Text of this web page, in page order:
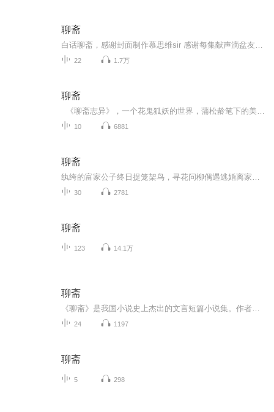
聊斋
22 1.7万
聊斋
10 6881
聊斋
30 2781
聊斋
123 14.1万
聊斋
24 1197
聊斋
5 298